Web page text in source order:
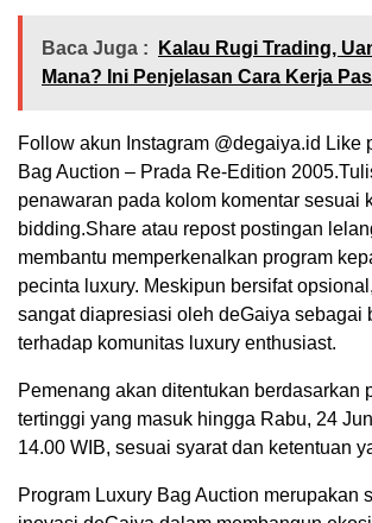
Baca Juga :
Kalau Rugi Trading,
Mana? Ini Penjelasan Cara Kerja
Follow akun Instagram @degaiya.id Like
Bag Auction – Prada Re-Edition
penawaran pada kolom komentar sesuai
bidding.Share atau repost postingan
membantu memperkenalkan program
pecinta luxury. Meskipun bersifat
sangat diapresiasi oleh deGaiya sebagai
terhadap komunitas luxury enthusiast.
Pemenang akan ditentukan berdasarkan
tertinggi yang masuk hingga Rabu, 24
14.00 WIB, sesuai syarat dan ketentuan
Program Luxury Bag Auction merupakan